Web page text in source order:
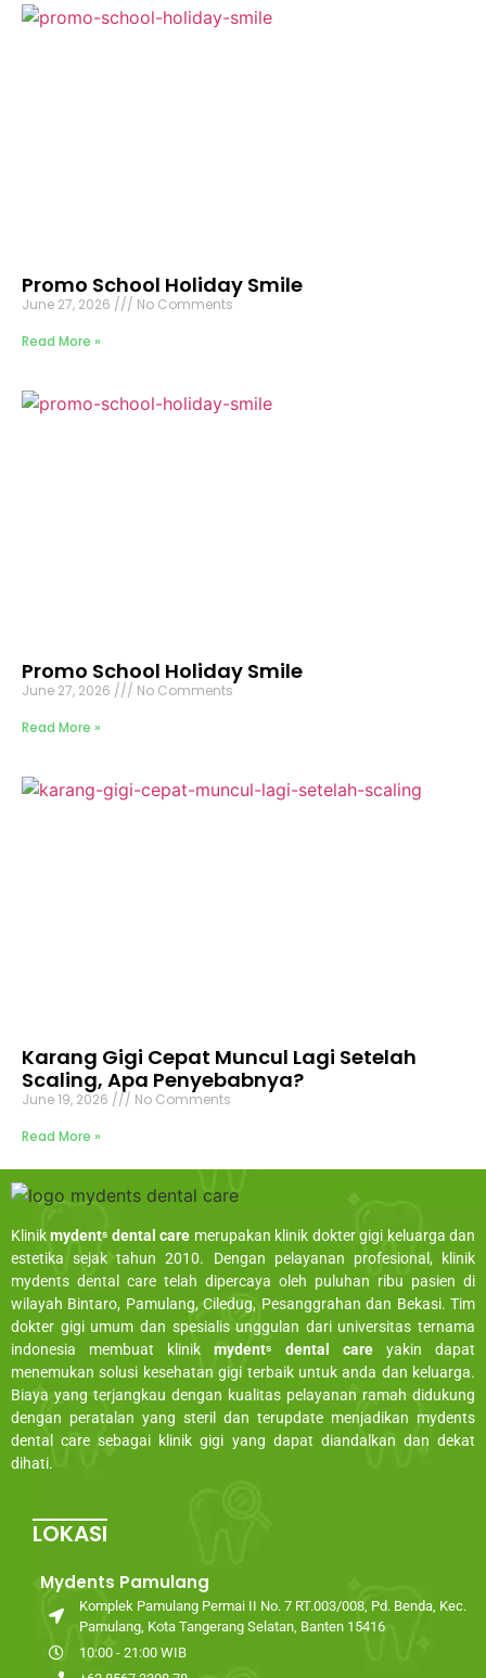
Promo School Holiday Smile
June 27, 2026
No Comments
Read More »
Promo School Holiday Smile
June 27, 2026
No Comments
Read More »
Karang Gigi Cepat Muncul Lagi Setelah
Scaling, Apa Penyebabnya?
June 19, 2026
No Comments
Read More »
Klinikmydentˢ dental care merupakan klinik dokter gigi keluarga dan
estetika sejak tahun 2010. Dengan pelayanan profesional, klinik
mydents dental care telah dipercaya oleh puluhan ribu pasien di
wilayah Bintaro, Pamulang, Ciledug, Pesanggrahan dan Bekasi. Tim
dokter gigi umum dan spesialis unggulan dari universitas ternama
indonesia membuat klinikmydentˢ dental careyakin dapat
menemukan solusi kesehatan gigi terbaik untuk anda dan keluarga.
Biaya yang terjangkau dengan kualitas pelayanan ramah didukung
dengan peratalan yang steril dan terupdate menjadikan mydents
dental care sebagai klinik gigi yang dapat diandalkan dan dekat
dihati.
LOKASI
Mydents Pamulang
Komplek Pamulang Permai II No. 7 RT.003/008, Pd. Benda, Kec.
Pamulang, Kota Tangerang Selatan, Banten 15416
10:00 - 21:00 WIB